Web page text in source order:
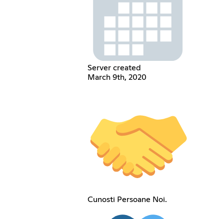
Server created
March 9th, 2020
Cunosti Persoane Noi.